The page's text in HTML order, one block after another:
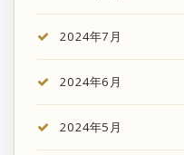
2024年7月
2024年6月
2024年5月